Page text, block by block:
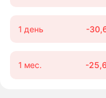
1 день -
1 мес. -